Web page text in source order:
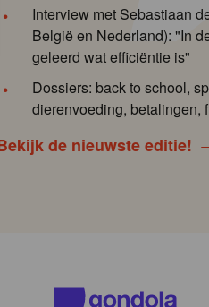
Interview met Sebastiaan
België en Nederland): "In
geleerd wat efficiëntie is"
Dossiers: back to school,
dierenvoeding, betalingen,
de nieuwste editie!